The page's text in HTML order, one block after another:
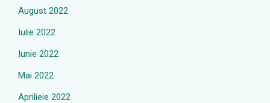
August 2022
Iulie 2022
Iunie 2022
Mai 2022
Aprilieie 2022